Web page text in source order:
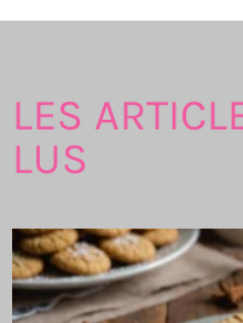
LES
LUS